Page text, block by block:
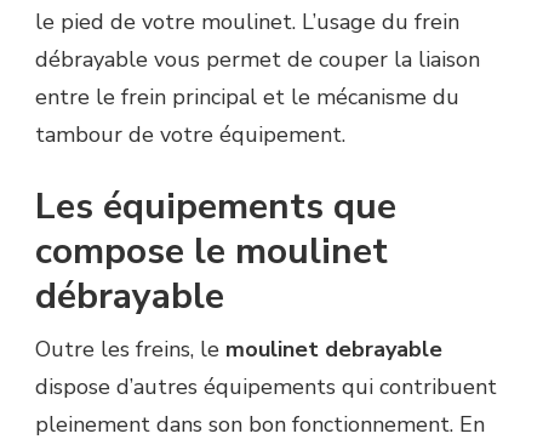
le pied de votre moulinet. L’usage du frein
débrayable vous permet de couper la liaison
entre le frein principal et le mécanisme du
tambour de votre équipement.
Les équipements que
compose le moulinet
débrayable
Outre les freins, le moulinet debrayable
dispose d’autres équipements qui contribuent
pleinement dans son bon fonctionnement. En